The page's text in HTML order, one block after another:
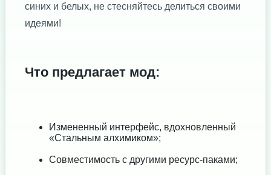
синих и белых, не стесняйтесь делиться своими
идеями!
Что предлагает мод:
Измененный интерфейс, вдохновленный
«Стальным алхимиком»;
Совместимость с другими ресурс-паками;